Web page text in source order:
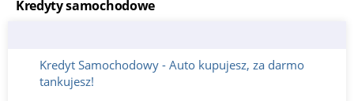
Kredyty samochodowe
Kredyt Samochodowy - Auto kupujesz, za darmo
tankujesz!